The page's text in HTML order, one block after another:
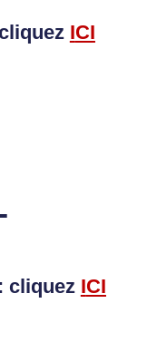
ICI
cliquez ICI